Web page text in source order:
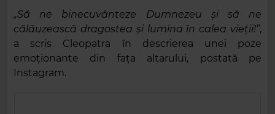
„Să ne binecuvânteze Dumnezeu și să ne
călăuzească dragostea și lumina în calea vieții!”,
a scris Cleopatra în descrierea unei poze
emoționante din fața altarului, postată pe
Instagram.